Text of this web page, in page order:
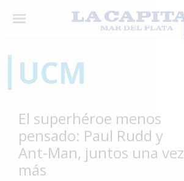
×
El
Mundo
La
Zona
UCM
El superhéroe menos
pensado: Paul Rudd y
Ant-Man, juntos una vez
más